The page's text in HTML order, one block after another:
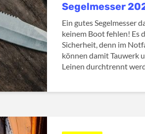
Segelmesser
Ein gutes Segelmesser
keinem Boot fehlen! Es
Sicherheit, denn im
können damit Tauwerk
Leinen durchtrennt